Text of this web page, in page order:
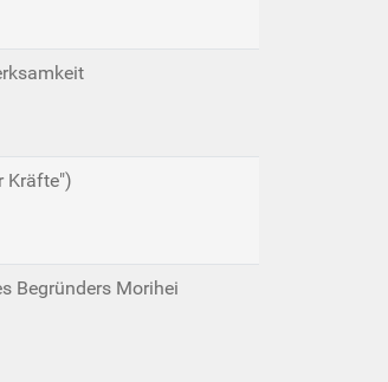
Kräfte")
Begründers Morihei